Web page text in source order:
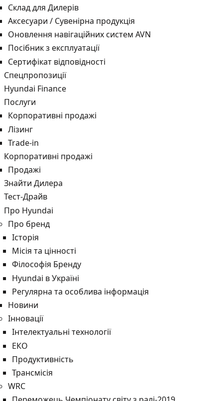
Склад для Дилерів
Аксесуари / Сувенірна продукція
Оновлення навігаційних систем AVN
Посібник з експлуатації
Сертифікат відповідності
Спецпропозиції
Hyundai Finance
Послуги
Корпоративні продажі
Лізинг
Trade-in
Корпоративні продажі
Продажі
Знайти Дилера
Тест-Драйв
Про Hyundai
Про бренд
Історія
Місія та цінності
Філософія Бренду
Hyundai в Україні
Регулярна та особлива інформація
Новини
Інновації
Інтелектуальні технології
ЕКО
Продуктивність
Трансмісія
WRC